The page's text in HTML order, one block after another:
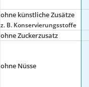
ohne künstliche Zusätze
z. B. Konservierungsstoffe
ohne Zuckerzusatz
ohne Nüsse